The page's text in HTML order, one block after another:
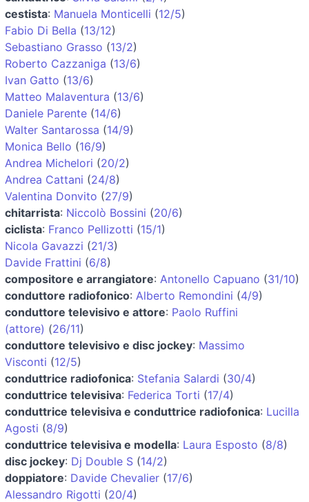
cestista: Manuela Monticelli (12/5)
Fabio Di Bella (13/12)
Sebastiano Grasso (13/2)
Roberto Cazzaniga (13/6)
Ivan Gatto (13/6)
Matteo Malaventura (13/6)
Daniele Parente (14/6)
Walter Santarossa (14/9)
Monica Bello (16/9)
Andrea Michelori (20/2)
Andrea Cattani (24/8)
Valentina Donvito (27/9)
chitarrista: Niccolò Bossini (20/6)
ciclista: Franco Pellizotti (15/1)
Nicola Gavazzi (21/3)
Davide Frattini (6/8)
compositore e arrangiatore: Antonello Capuano (31/10)
conduttore radiofonico: Alberto Remondini (4/9)
conduttore televisivo e attore: Paolo Ruffini
(attore) (26/11)
conduttore televisivo e disc jockey: Massimo
Visconti (12/5)
conduttrice radiofonica: Stefania Salardi (30/4)
conduttrice televisiva: Federica Torti (17/4)
conduttrice televisiva e conduttrice radiofonica: Lucilla
Agosti (8/9)
conduttrice televisiva e modella: Laura Esposto (8/8)
disc jockey: Dj Double S (14/2)
doppiatore: Davide Chevalier (17/6)
Alessandro Rigotti (20/4)